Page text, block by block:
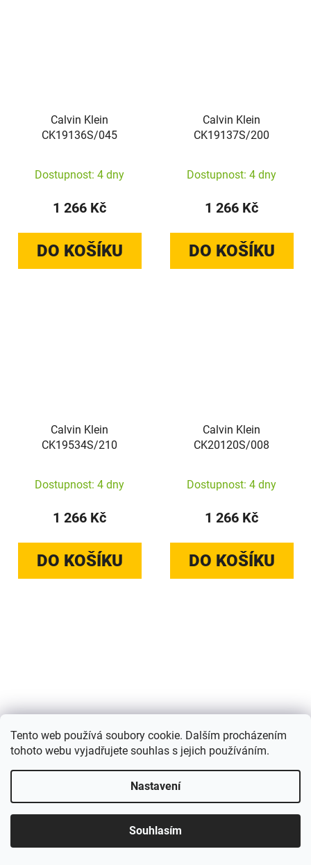
Tento web používá soubory cookie. Dalším procházením
tohoto webu vyjadřujete souhlas s jejich používáním.
Nastavení
Souhlasím
Calvin Klein
CK19136S/045
Dostupnost: 4 dny
1 266 Kč
DO KOŠÍKU
Calvin Klein
CK19137S/200
Dostupnost: 4 dny
1 266 Kč
DO KOŠÍKU
Calvin Klein
CK19534S/210
Dostupnost: 4 dny
1 266 Kč
DO KOŠÍKU
Calvin Klein
CK20120S/008
Dostupnost: 4 dny
1 266 Kč
DO KOŠÍKU
Calvin Klein
CK19314S/717
Calvin Klein
CK20121S/717